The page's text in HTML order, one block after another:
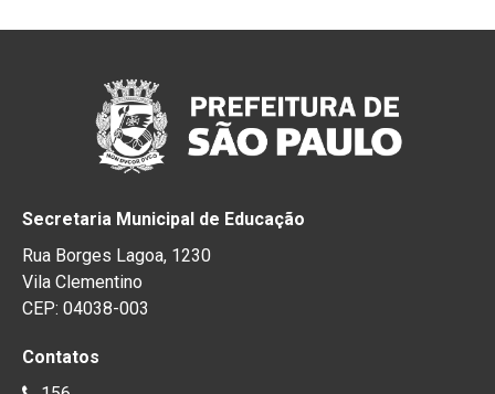
Secretaria Municipal de Educação
Rua Borges Lagoa, 1230
Vila Clementino
CEP: 04038-003
Contatos